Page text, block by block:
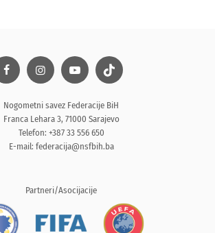
Nogometni savez Federacije BiH
Franca Lehara 3, 71000 Sarajevo
Telefon: +387 33 556 650
E-mail: federacija@nsfbih.ba
Partneri/Asocijacije